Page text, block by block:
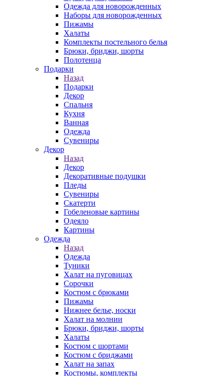
Одежда для новорожденных
Наборы для новорожденных
Пижамы
Халаты
Комплекты постельного белья
Брюки, бриджи, шорты
Полотенца
Подарки
Назад
Подарки
Декор
Спальня
Кухня
Ванная
Одежда
Сувениры
Декор
Назад
Декор
Декоративные подушки
Пледы
Сувениры
Скатерти
Гобеленовые картины
Одеяло
Картины
Одежда
Назад
Одежда
Туники
Халат на пуговицах
Сорочки
Костюм с брюками
Пижамы
Нижнее белье, носки
Халат на молнии
Брюки, бриджи, шорты
Халаты
Костюм с шортами
Костюм с бриджами
Халат на запах
Костюмы, комплекты